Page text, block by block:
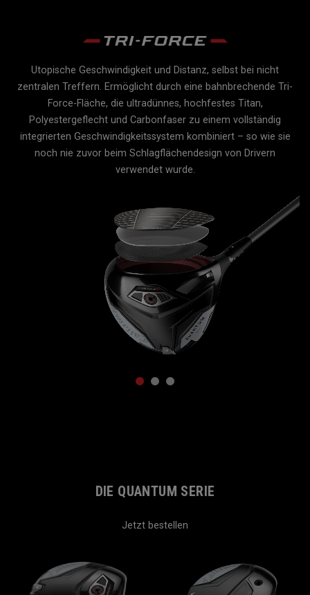
Utopische Geschwindigkeit und Distanz, selbst bei nicht
zentralen Treffern. Ermöglicht durch eine bahnbrechende Tri-
Force-Fläche, die ultradünnes, hochfestes Titan,
Polyestergeflecht und Carbonfaser zu einem vollständig
integrierten Geschwindigkeitssystem kombiniert – so wie sie
noch nie zuvor beim Schlagflächendesign von Drivern
verwendet wurde.
DIE QUANTUM SERIE
Jetzt bestellen